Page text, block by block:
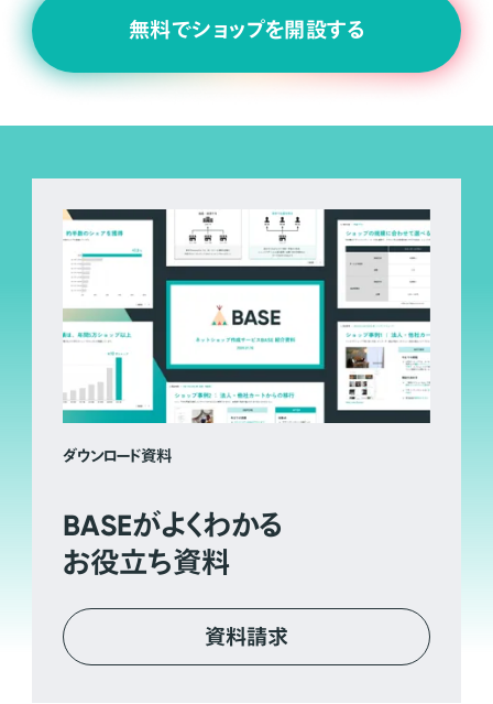
無料でショップを開設する
ダウンロード資料
BASEがよくわかる
お役立ち資料
資料請求